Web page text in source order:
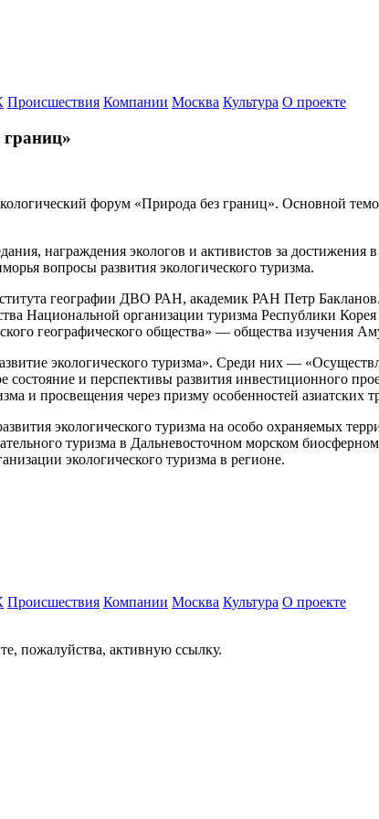
Происшествия Компании Москва Культура О проекте
форум «Природа без границ». Основной
награждения экологов и активистов за
вопросы развития экологического туризма.
географии ДВО РАН, академик РАН Петр
Национальной организации туризма Республики
географического общества» — общества изучения
экологического туризма». Среди них —
и перспективы развития инвестиционного
и просвещения через призму особенностей азиатских
экологического туризма на особо охраняемых
туризма в Дальневосточном морском
экологического туризма в регионе.
Происшествия Компании Москва Культура О проекте
пожалуйства, активную ссылку.